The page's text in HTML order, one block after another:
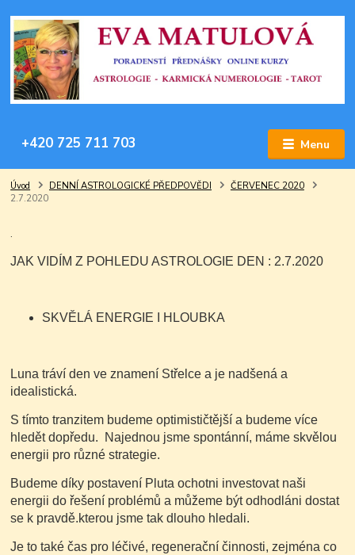
Menu
+420 725 711 703
Úvod DENNÍ ASTROLOGICKÉ PŘEDPOVĚDI
ČERVENEC 2020
2.7.2020
.
JAK VIDÍM Z POHLEDU ASTROLOGIE DEN : 2.7.2020
SKVĚLÁ ENERGIE I HLOUBKA
Luna tráví den ve znamení Střelce a je nadšená a
idealistická.
S tímto tranzitem budeme optimističtější a budeme více
hledět dopředu. Najednou jsme spontánní, máme skvělou
energii pro různé strategie.
Budeme díky postavení Pluta ochotni investovat naši
energii do řešení problémů a můžeme být odhodláni dostat
se k pravdě.kterou jsme tak dlouho hledali.
Je to také čas pro léčivé, regenerační činnosti, zejména co